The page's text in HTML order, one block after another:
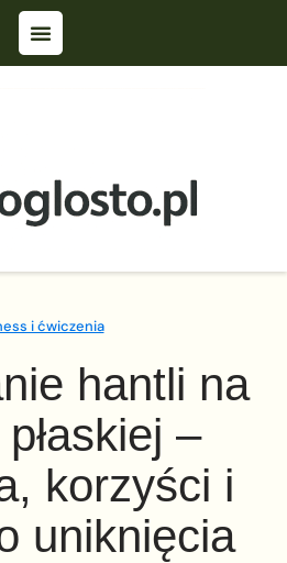
i ćwiczenia
hantli na
płaskiej –
korzyści i
uniknięcia